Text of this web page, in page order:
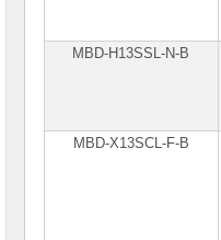
Серверные
материнские
платы
ASUS
MBD-H13SSL-N-B
MBD-X13SCL-F-B